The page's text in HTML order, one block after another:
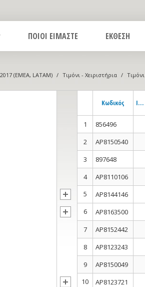
ΠΟΙΟΙ ΕΙΜΑΣΤΕ ΕΚΘΕΣΗ
(EMEA, LATAM) / Τιμόνι - Χειριστήρια / Τιμόνι
Κωδικός Info
1 856496
2
AP8150540
3
897648
4
AP8110106
5
AP8144146
6
AP8163500
7
AP8152442
8
AP8123243
9
AP8150049
10
AP8123721